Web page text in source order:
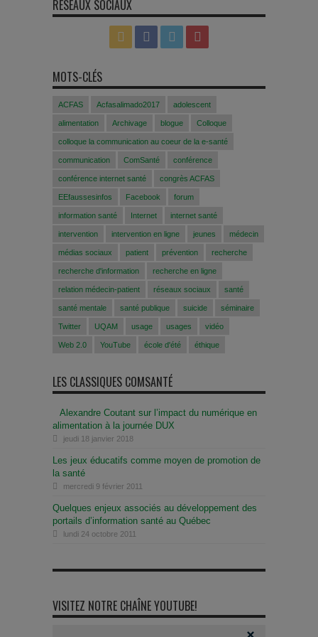
RÉSEAUX SOCIAUX
MOTS-CLÉS
ACFAS Acfasalimado2017 adolescent
alimentation Archivage blogue Colloque
colloque la communication au coeur de la e-santé
communication ComSanté conférence
conférence internet santé congrès ACFAS
EEfaussesinfos Facebook forum
information santé Internet internet santé
intervention intervention en ligne jeunes médecin
médias sociaux patient prévention recherche
recherche d'information recherche en ligne
relation médecin-patient réseaux sociaux santé
santé mentale santé publique suicide séminaire
Twitter UQAM usage usages vidéo
Web 2.0 YouTube école d'été éthique
LES CLASSIQUES COMSANTÉ
Alexandre Coutant sur l’impact du numérique en
alimentation à la journée DUX
jeudi 18 janvier 2018
Les jeux éducatifs comme moyen de promotion de
la santé
mercredi 9 février 2011
Quelques enjeux associés au développement des
portails d’information santé au Québec
lundi 24 octobre 2011
VISITEZ NOTRE CHAÎNE YOUTUBE!